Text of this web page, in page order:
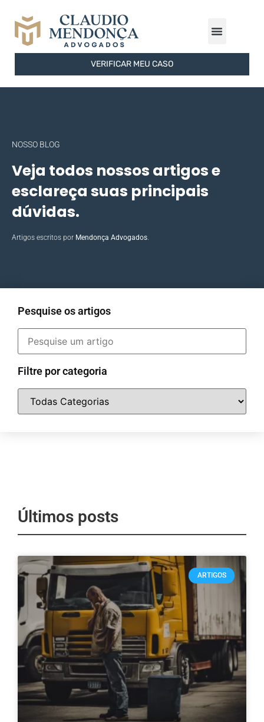
VERIFICAR MEU CASO
NOSSO BLOG
Veja todos nossos artigos e
esclareça suas principais
dúvidas.
Artigos escritos por Mendonça Advogados.
Pesquise os artigos
Filtre por categoria
Últimos posts
ARTIGOS